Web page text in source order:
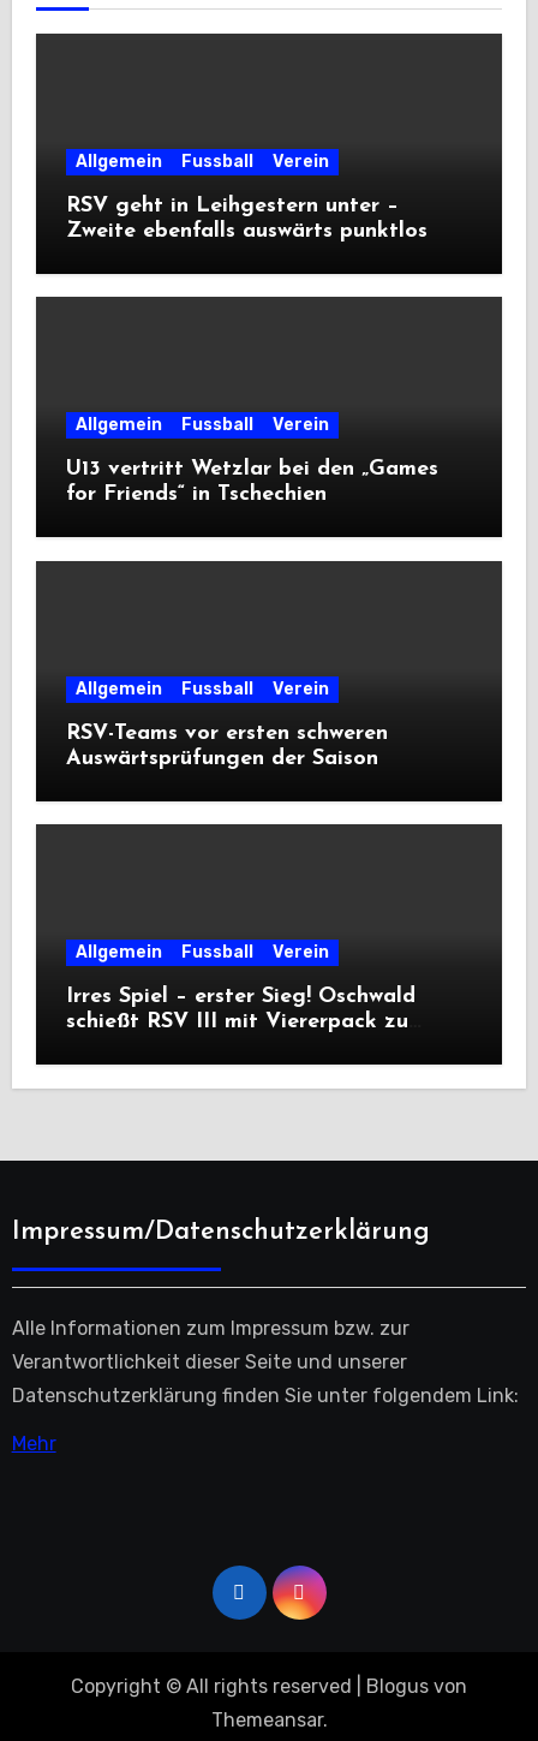
Allgemein Fussball Verein
RSV geht in Leihgestern unter –
Zweite ebenfalls auswärts punktlos
Allgemein Fussball Verein
U13 vertritt Wetzlar bei den „Games
for Friends“ in Tschechien
Allgemein Fussball Verein
RSV-Teams vor ersten schweren
Auswärtsprüfungen der Saison
Allgemein Fussball Verein
Irres Spiel – erster Sieg! Oschwald
schießt RSV III mit Viererpack zu
Impressum/Datenschutzerklärung
Alle Informationen zum Impressum bzw. zur
Verantwortlichkeit dieser Seite und unserer
Datenschutzerklärung finden Sie unter folgendem Link:
Mehr
Copyright © All rights reserved Blogus von
Themeansar.